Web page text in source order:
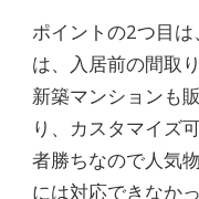
ポイントの2つ目
は、入居前の間取
新築マンションも
り、カスタマイズ
者勝ちなので人気
には対応できなか